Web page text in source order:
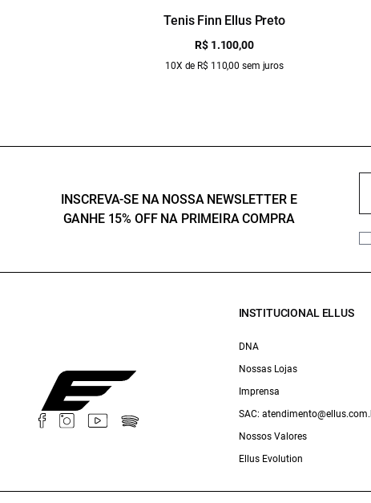
Tenis Finn Ellus Preto
R$ 1.100,00
10X de R$ 110,00 sem juros
INSCREVA-SE NA NOSSA NEWSLETTER E
GANHE 15% OFF NA PRIMEIRA COMPRA
INSTITUCIONAL ELLUS
DNA
Nossas Lojas
Imprensa
SAC:
Nossos Valores
Ellus Evolution